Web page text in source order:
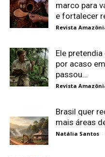
marco para
e fortalecer
Revista
Ele
por acaso
passou...
Revista
Brasil quer
mais áreas
Natália Santos -